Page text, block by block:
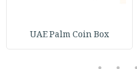
UAE Palm Coin Box